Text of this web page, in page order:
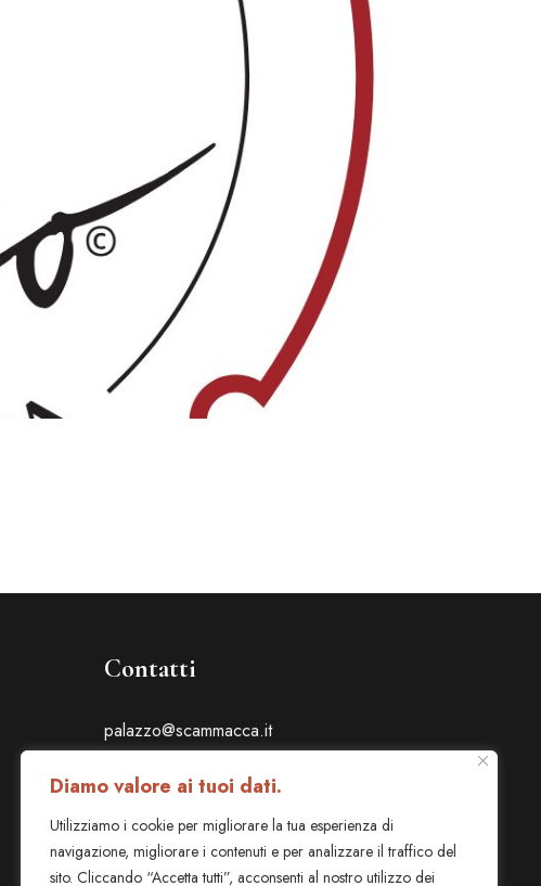
Diamo valore ai tuoi dati.
Utilizziamo i cookie per migliorare la tua esperienza di
navigazione, migliorare i contenuti e per analizzare il traffico del
sito. Cliccando “Accetta tutti”, acconsenti al nostro utilizzo dei
Contatti
palazzo@scammacca.it
Catania - Italia